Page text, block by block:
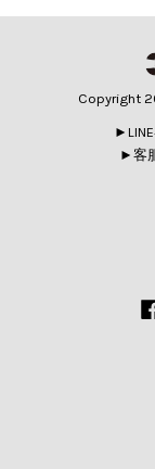
Copyright
►客